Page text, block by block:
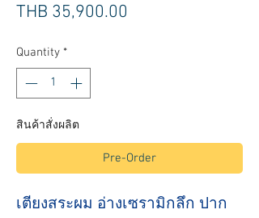
THB 35,900.00
Quantity *
สินค้าสั่งผลิต
Pre-Order
เตียงสระผม อ่างเซรามิกลึก ปาก